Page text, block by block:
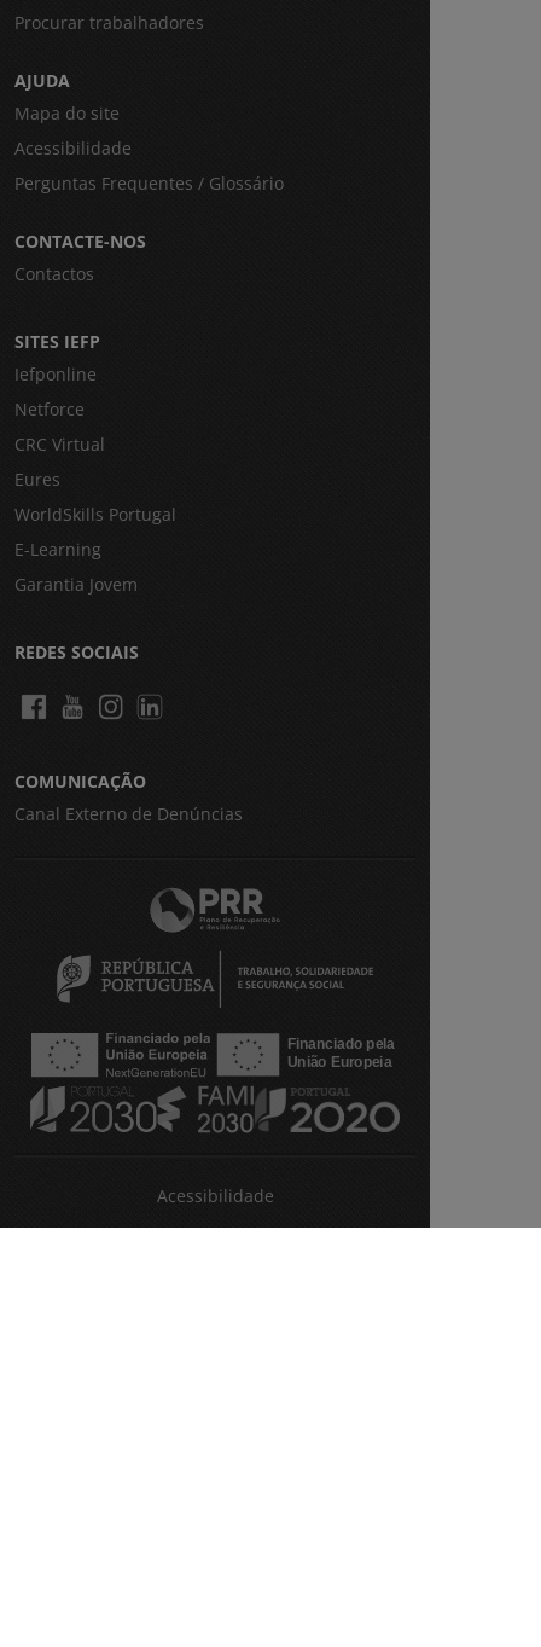
Procurar trabalhadores
AJUDA
Mapa do site
Acessibilidade
Perguntas Frequentes / Glossário
CONTACTE-NOS
Contactos
SITES IEFP
Iefponline
Netforce
CRC Virtual
Eures
WorldSkills Portugal
E-Learning
Garantia Jovem
REDES SOCIAIS
COMUNICAÇÃO
Canal Externo de Denúncias
Acessibilidade